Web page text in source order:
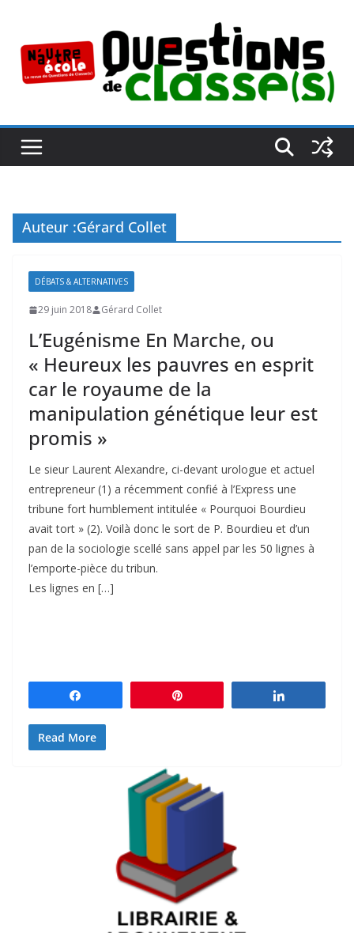
contenu
Auteur :Gérard Collet
DÉBATS & ALTERNATIVES
29 juin 2018 Gérard Collet
L’Eugénisme En Marche, ou
« Heureux les pauvres en esprit
car le royaume de la
manipulation génétique leur est
promis »
Le sieur Laurent Alexandre, ci-devant urologue et actuel
entrepreneur (1) a récemment confié à l’Express une
tribune fort humblement intitulée « Pourquoi Bourdieu
avait tort » (2). Voilà donc le sort de P. Bourdieu et d’un
pan de la sociologie scellé sans appel par les 50 lignes à
l’emporte-pièce du tribun.
Les lignes en […]
Read More